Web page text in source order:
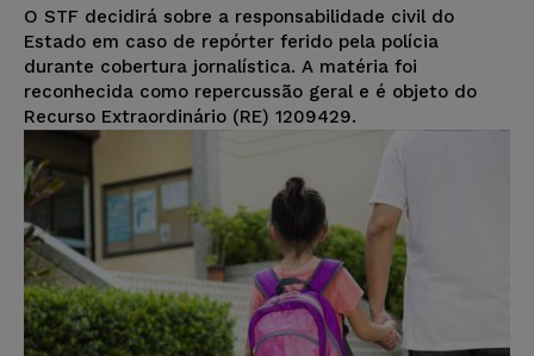
O STF decidirá sobre a responsabilidade civil do
Estado em caso de repórter ferido pela polícia
durante cobertura jornalística. A matéria foi
reconhecida como repercussão geral e é objeto do
Recurso Extraordinário (RE) 1209429.